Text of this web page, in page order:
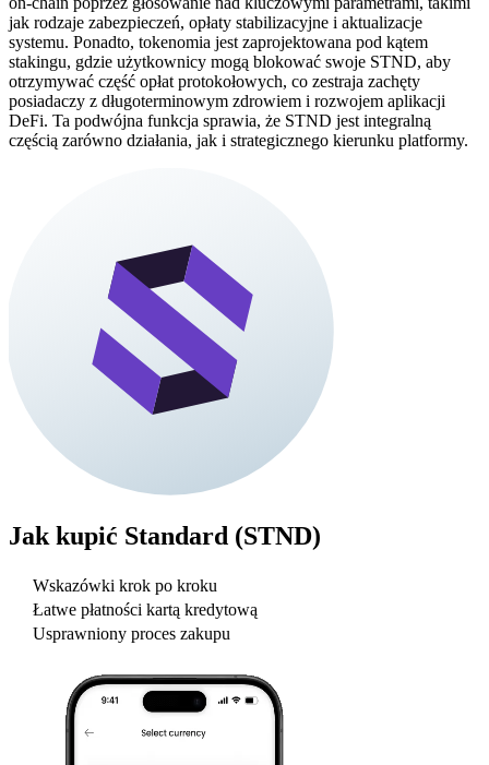
jak rodzaje zabezpieczeń, opłaty stabilizacyjne i aktualizacje
systemu. Ponadto, tokenomia jest zaprojektowana pod kątem
stakingu, gdzie użytkownicy mogą blokować swoje STND, aby
otrzymywać część opłat protokołowych, co zestraja zachęty
posiadaczy z długoterminowym zdrowiem i rozwojem aplikacji
DeFi. Ta podwójna funkcja sprawia, że STND jest integralną
częścią zarówno działania, jak i strategicznego kierunku platformy.
Jak kupić Standard (STND)
Wskazówki krok po kroku
Łatwe płatności kartą kredytową
Usprawniony proces zakupu